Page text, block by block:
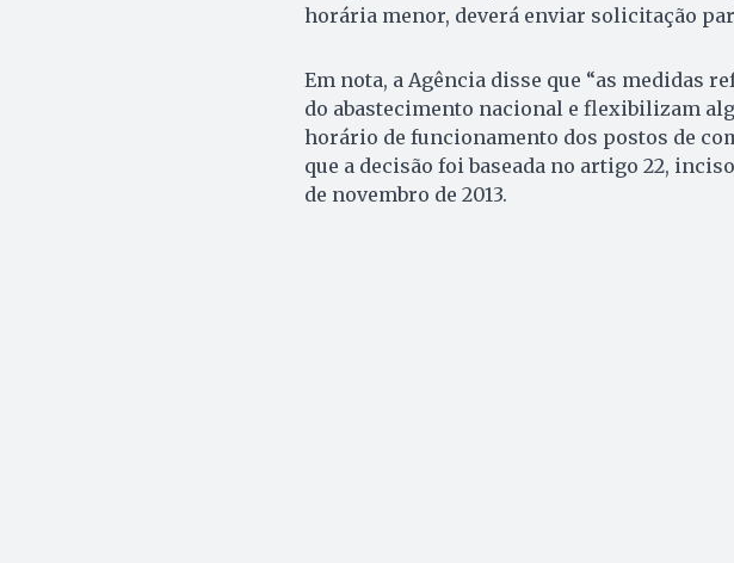
horária menor, deverá enviar solicitação
Em nota, a Agência disse que “as medidas
do abastecimento nacional e flexibilizam
horário de funcionamento dos postos de
que a decisão foi baseada no artigo 22, inciso
de novembro de 2013.